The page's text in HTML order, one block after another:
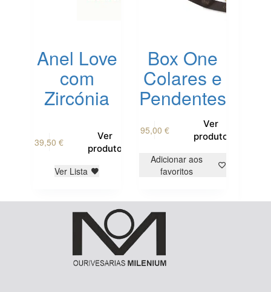
Anel Love
com
Zircónia
39,50€
Ver
produto
product
Ver Lista
Box One
Colares e
Pendentes
95,00 €
Ver
produto
Adicionar aos
favoritos